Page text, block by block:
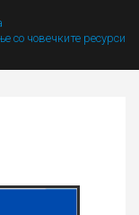
човечките ресурси